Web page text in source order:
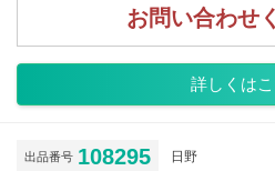
お問い合わせ
詳しくは
出品番号 108295 日野